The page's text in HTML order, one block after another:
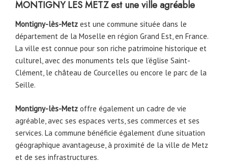
MONTIGNY LES METZest une ville agréable
Montigny-lès-Metz est une commune située dans le
département de la Moselle en région Grand Est, en France.
La ville est connue pour son riche patrimoine historique et
culturel, avec des monuments tels que l’église Saint-
Clément, le château de Courcelles ou encore le parc de la
Seille.
Montigny-lès-Metz offre également un cadre de vie
agréable, avec ses espaces verts, ses commerces et ses
services. La commune bénéficie également d’une situation
géographique avantageuse, à proximité de la ville de Metz
et de ses infrastructures.